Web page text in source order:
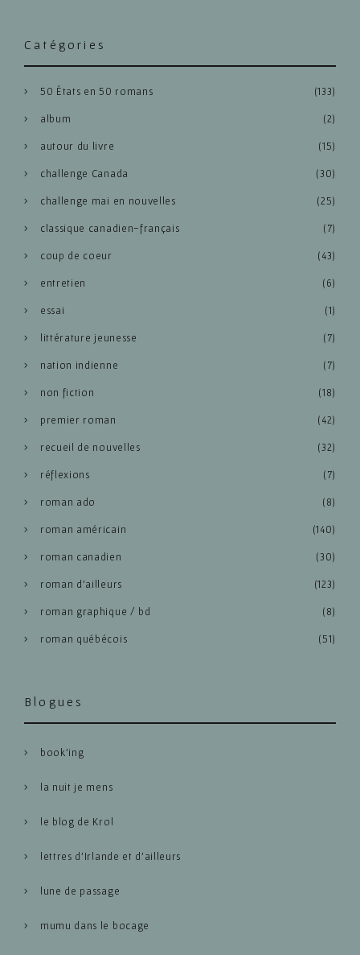
Catégories
50 États en 50 romans (133)
album (2)
autour du livre (15)
challenge Canada (30)
challenge mai en nouvelles (25)
classique canadien-français (7)
coup de coeur (43)
entretien (6)
essai (1)
littérature jeunesse (7)
nation indienne (7)
non fiction (18)
premier roman (42)
recueil de nouvelles (32)
réflexions (7)
roman ado (8)
roman américain (140)
roman canadien (30)
roman d'ailleurs (123)
roman graphique / bd (8)
roman québécois (51)
Blogues
book’ing
la nuit je mens
le blog de Krol
lettres d’Irlande et d’ailleurs
lune de passage
mumu dans le bocage